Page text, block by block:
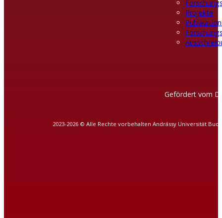
Projekte
Gefördert vom
2023-2026 © Alle Rechte vorbehalten Andrássy Universität